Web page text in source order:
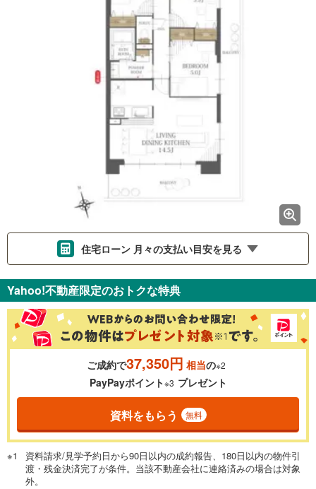
住宅ローン 月々の支払い目安を見る
金利 ％
0.01%
一般的には最長35年まで借り入れ可能です。多くの金融機関
が完済時の年齢は80歳までを条件としています。
閉じる
頭金 万円
Yahoo!不動産限定のおトクな特典
ご成約で37,350円 相当の※2
PayPayポイント※3 プレゼント
資料をもらう 無料
資料請求/見学予約日から90日以内の成約報告、180日以内の物件引
渡・残金決済完了が条件。当該不動産会社に連絡済みの場合は対象
外。